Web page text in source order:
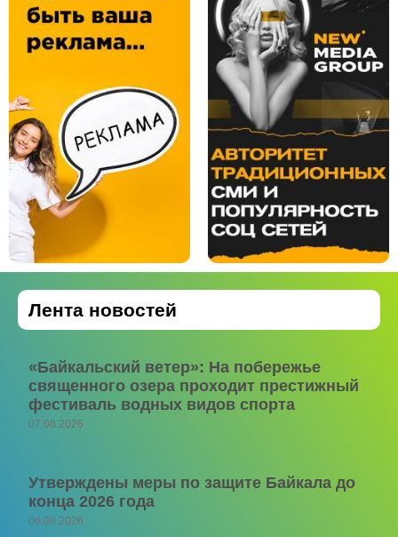
Лента новостей
«Байкальский ветер»: На побережье
священного озера проходит престижный
фестиваль водных видов спорта
07.08.2026
Утверждены меры по защите Байкала до
конца 2026 года
06.08.2026